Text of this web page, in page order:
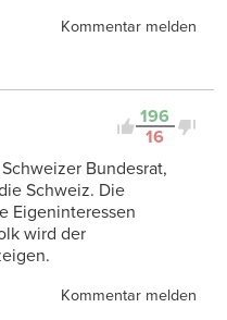
Kommentar melden
196
16
Bundesrat,
Schweiz. Die
Eigeninteressen
wird der
Kommentar melden